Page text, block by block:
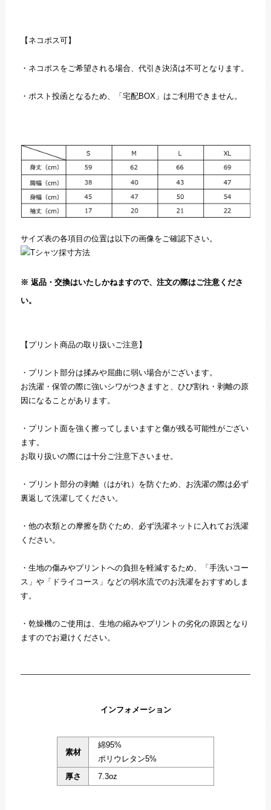
【ネコポス可】
・ネコポスをご希望される場合、代引き決済は不可となります。
・ポスト投函となるため、「宅配BOX」はご利用できません。
サイズ表の各項目の位置は以下の画像をご確認下さい。
※ 返品・交換はいたしかねますので、注文の際はご注意くださ
い。
【プリント商品の取り扱いご注意】
・プリント部分は揉みや屈曲に弱い場合がございます。
お洗濯・保管の際に強いシワがつきますと、ひび割れ・剥離の原
因になることがあります。
・プリント面を強く擦ってしまいますと傷が残る可能性がござい
ます。
お取り扱いの際には十分ご注意下さいませ。
・プリント部分の剥離（はがれ）を防ぐため、お洗濯の際は必ず
裏返して洗濯してください。
・他の衣類との摩擦を防ぐため、必ず洗濯ネットに入れてお洗濯
ください。
・生地の傷みやプリントへの負担を軽減するため、「手洗いコー
ス」や「ドライコース」などの弱水流でのお洗濯をおすすめしま
す。
・乾燥機のご使用は、生地の縮みやプリントの劣化の原因となり
ますのでお避けください。
インフォメーション
素材
綿95%
ポリウレタン5%
厚さ
7.3oz